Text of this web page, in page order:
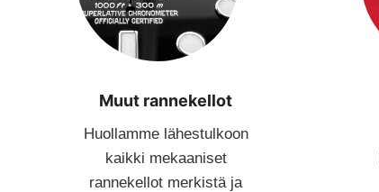
Muut rannekellot
Huollamme lähestulkoon
kaikki mekaaniset
rannekellot merkistä ja